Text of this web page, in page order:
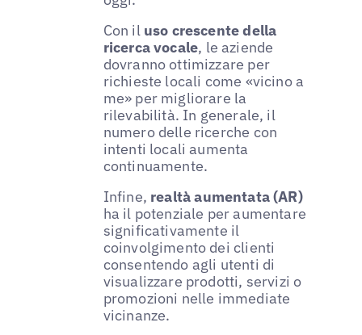
Con il uso crescente della
ricerca vocale, le aziende
dovranno ottimizzare per
richieste locali come «vicino a
me» per migliorare la
rilevabilità. In generale, il
numero delle ricerche con
intenti locali aumenta
continuamente.
Infine, realtà aumentata (AR)
ha il potenziale per aumentare
significativamente il
coinvolgimento dei clienti
consentendo agli utenti di
visualizzare prodotti, servizi o
promozioni nelle immediate
vicinanze.